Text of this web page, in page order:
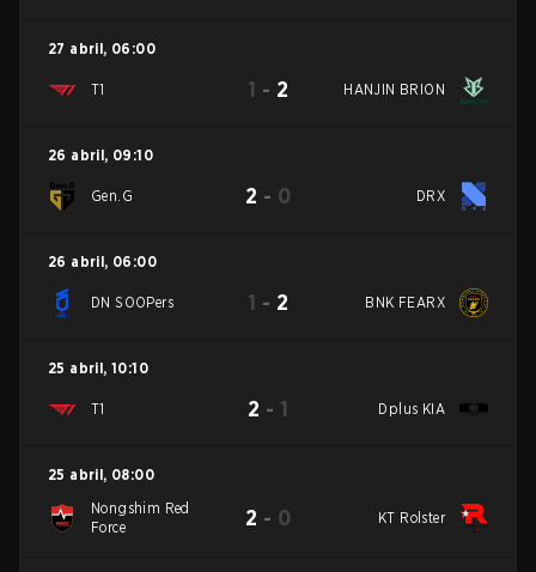
27 abril, 06:00
T1 1 - 2 HANJIN BRION
26 abril, 09:10
Gen.G 2 - 0 DRX
26 abril, 06:00
DN SOOPers 1 - 2 BNK FEARX
25 abril, 10:10
T1 2 - 1 Dplus KIA
25 abril, 08:00
Nongshim Red
Force
2 - 0 KT Rolster